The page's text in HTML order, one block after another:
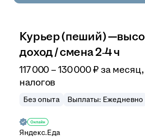
Курьер (пеший)
доход / смена 2‑4 ч
117 000 –130 000₽ за
налогов
Без опыта Выплаты: Ежедневно
Яндекс.Еда